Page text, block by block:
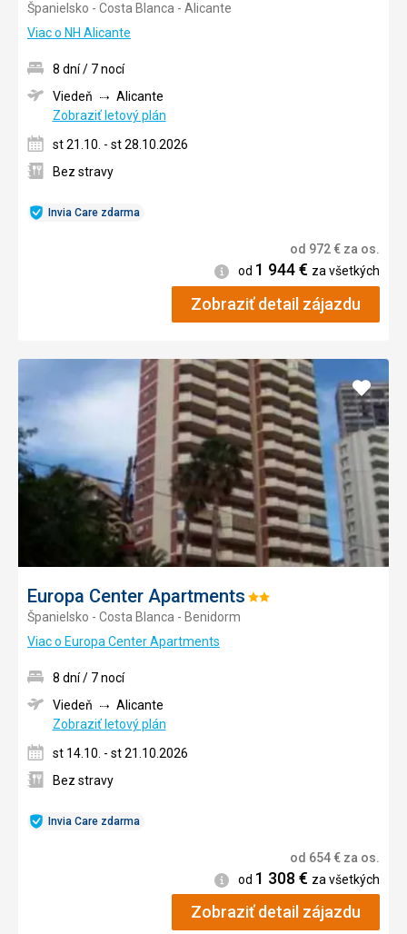
4/5
Španielsko - Costa Blanca - Alicante
Viac o NH Alicante
Invia Care zdarma
8 dní / 7 nocí
Viedeň
Alicante
Zobraziť letový plán
st 21.10. - st 28.10.2026
Bez stravy
od 972€ za os.
Informácie
od 1 944€ za všetkých
Zobraziť detail zájazdu
Europa Center Apartments Hodnotenie:
Španielsko - Costa Blanca - Benidorm
Viac o Europa Center Apartments
Pridať
do
Invia Care zdarma
8 dní / 7 nocí
Viedeň
Alicante
Zobraziť letový plán
st 14.10. - st 21.10.2026
Bez stravy
od 654€ za os.
Informácie
od 1 308 € za všetkých
Zobraziť detail zájazdu